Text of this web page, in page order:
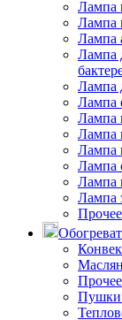
Лампа
Лампа
Лампа
Лампа
Лампа
Лампа
Лампа
Лампа
Лампа
Лампа
Лампа
Лампа
Пушки